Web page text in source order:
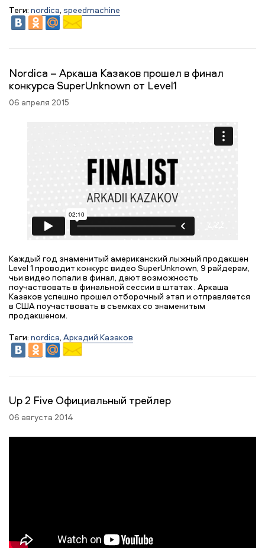
Теги: nordica, speedmachine
Nordica – Аркаша Казаков прошел в финал
конкурса SuperUnknown от Level1
06 апреля 2015
Каждый год знаменитый американский лыжный продакшен
Level 1 проводит конкурс видео SuperUnknown, 9 райдерам,
чьи видео попали в финал, дают возможность
поучаствовать в финальной сессии в штатах . Аркаша
Казаков успешно прошел отборочный этап и отправляется
в США поучаствовать в съемках со знаменитым
продакшеном.
Теги: nordica, Аркадий Казаков
Up 2 Five Официальный трейлер
06 августа 2014